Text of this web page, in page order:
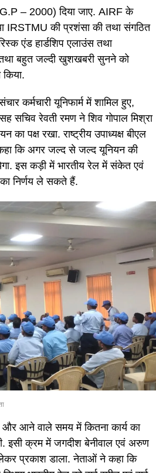
– 2000) दिया जाए. AIRF के
IRSTMU की प्रशंसा की तथा संगठित
एंड हार्डशिप एलाउंस तथा
बहुत जल्दी खुशखबरी सुनने को
कर्मचारी यूनिफार्म में शामिल हुए,
सचिव रेवती रमण ने शिव गोपाल मिश्रा
पक्ष रखा. राष्ट्रीय उपाध्यक्ष बीएल
कि अगर जल्द से जल्द यूनियन की
इस कड़ी में भारतीय रेल में संकेत एवं
निर्णय ले सकते हैं.
और आने वाले समय में कितना कार्य का
इसी क्रम में जगदीश बेनीवाल एवं अरुण
प्रकाश डाला. नेताओं ने कहा कि